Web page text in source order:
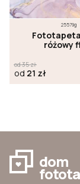
25579g
różowy
od35zł
od 21 zł
dom